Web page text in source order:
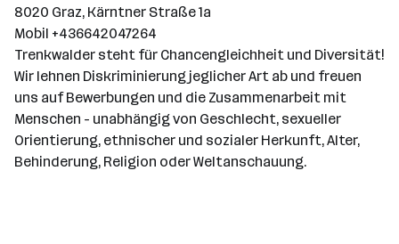
8020 Graz, Kärntner Straße 1a
Mobil +436642047264
Trenkwalder steht für Chancengleichheit und Diversität!
Wir lehnen Diskriminierung jeglicher Art ab und freuen
uns auf Bewerbungen und die Zusammenarbeit mit
Menschen - unabhängig von Geschlecht, sexueller
Orientierung, ethnischer und sozialer Herkunft, Alter,
Behinderung, Religion oder Weltanschauung.